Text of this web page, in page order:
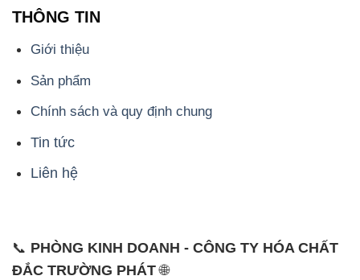
THÔNG TIN
Giới thiệu
Sản phẩm
Chính sách và quy định chung
Tin tức
Liên hệ
📞 PHÒNG KINH DOANH - CÔNG TY HÓA CHẤT
ĐẮC TRƯỜNG PHÁT🌐